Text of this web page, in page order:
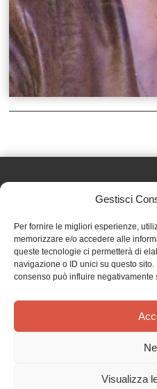
Gestisci
Per fornire le migliori esperienze,
memorizzare e/o accedere alle
queste tecnologie ci permetterà di
navigazione o ID unici su questo sito.
consenso può influire
Visualizza
Effatà Editrice di Pellegrino
C.F. e P.IVA 09655250018
Via Tre Denti, 1 - 10060
Telefono: (+39) 0121 353452